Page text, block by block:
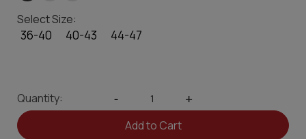
Select Size:
36-40 40-43 44-47
Quantity: - +
Add to Cart